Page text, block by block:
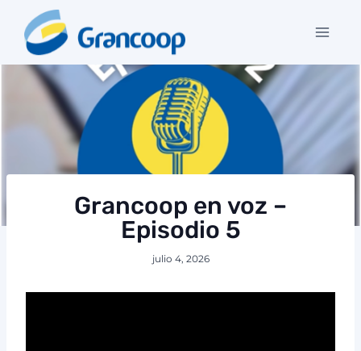
contenido
Grancoop en voz –
Episodio 5
julio 4, 2026